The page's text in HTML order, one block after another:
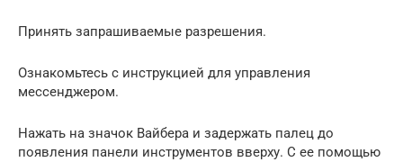
Принять запрашиваемые разрешения.
Ознакомьтесь с инструкцией для управления
мессенджером.
Нажать на значок Вайбера и задержать палец до
появления панели инструментов вверху. С ее помощью